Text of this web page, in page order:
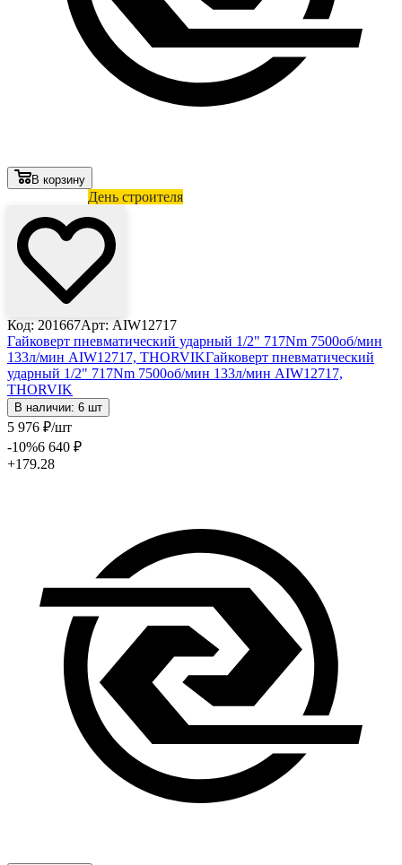
В корзину
День строителя
Код: 201667Арт: AIW12717
Гайковерт пневматический ударный 1/2" 717Nm 7500об/мин
133л/мин AIW12717, THORVIKГайковерт пневматический
ударный 1/2" 717Nm 7500об/мин 133л/мин AIW12717,
THORVIK
В наличии: 6 шт
5 976 ₽/шт
-10%6 640 ₽
+179.28